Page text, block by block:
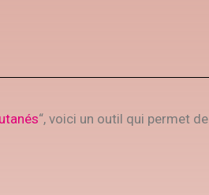
“, voici un outil qui permet de